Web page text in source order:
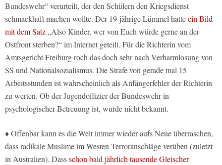
Bundeswehr“ verurteilt, der den Schülern den Kriegsdienst
schmackhaft machen wollte. Der 19-jährige Lümmel hatteein Bild
mit dem Satz„Also Kinder, wer von Euch würde gerne an der
Ostfront sterben?“ im Internet geteilt. Für die Richterin vom
Amtsgericht Freiburg roch das doch sehr nach Verharmlosung von
SS und Nationalsozialismus. Die Strafe von gerade mal 15
Arbeitsstunden ist wahrscheinlich als Anfängerfehler der Richterin
zu werten. Ob der Jugendoffizier der Bundeswehr in
psychologischer Betreuung ist, wurde nicht bekannt.
♦ Offenbar kann es die Welt immer wieder aufs Neue überraschen,
dass radikale Muslime im Westen Terroranschläge verüben (zuletzt
in Australien). Dassschon bald jährlich tausende Gletscher